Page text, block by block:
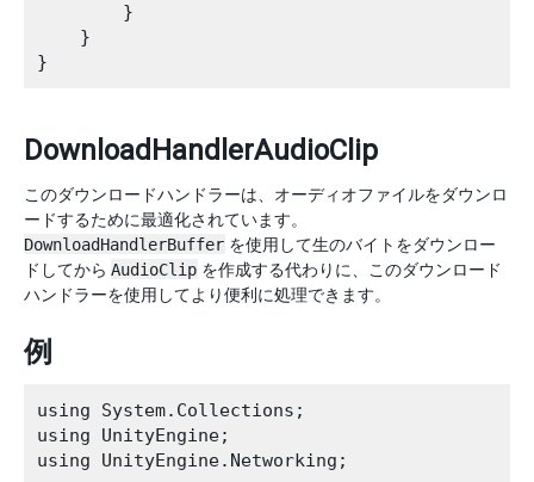
        }
    }
DownloadHandlerAudioClip
このダウンロードハンドラーは、オーディオファイルをダウンロ
ードするために最適化されています。
DownloadHandlerBuffer を使用して生のバイトをダウンロー
ドしてから AudioClip を作成する代わりに、このダウンロード
ハンドラーを使用してより便利に処理できます。
例
using System.Collections;
using UnityEngine;
using UnityEngine.Networking;